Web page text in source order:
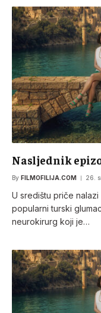
Nasljednik
By FILMOFILIJA.COM 26.
U središtu priče
popularni turski
neurokirurg koji je…